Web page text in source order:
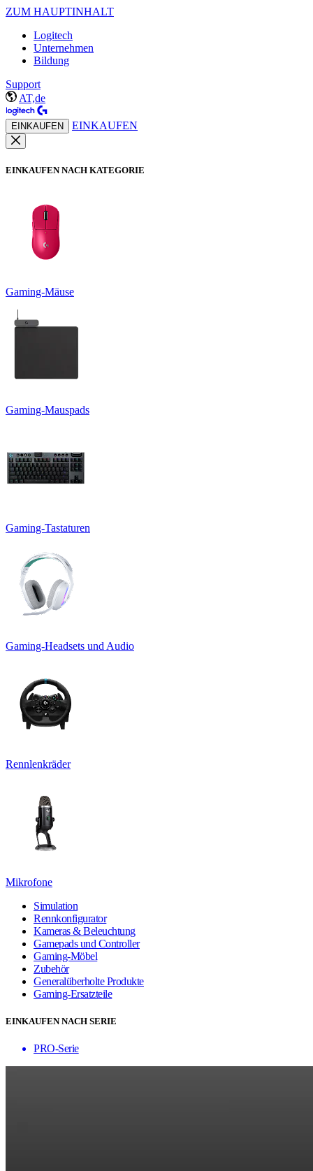
ZUM HAUPTINHALT
Logitech
Unternehmen
Bildung
Support
AT,de
EINKAUFEN EINKAUFEN
EINKAUFEN NACH KATEGORIE
Gaming-Mäuse
Gaming-Mauspads
Gaming-Tastaturen
Gaming-Headsets und Audio
Rennlenkräder
Mikrofone
Simulation
Rennkonfigurator
Kameras & Beleuchtung
Gamepads und Controller
Gaming-Möbel
Zubehör
Generalüberholte Produkte
Gaming-Ersatzteile
EINKAUFEN NACH SERIE
PRO-Serie